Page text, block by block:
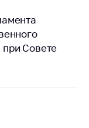
Совете